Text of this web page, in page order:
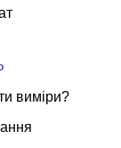
виміри?